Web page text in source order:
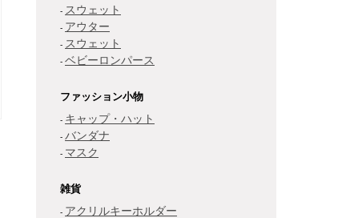
スウェット
アウター
スウェット
ベビーロンパース
ファッション小物
キャップ・ハット
バンダナ
マスク
雑貨
アクリルキーホルダー